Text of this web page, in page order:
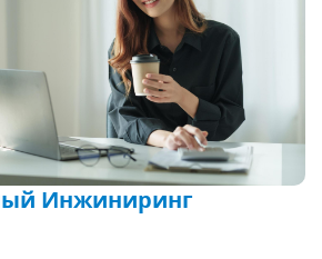
Инжиниринг